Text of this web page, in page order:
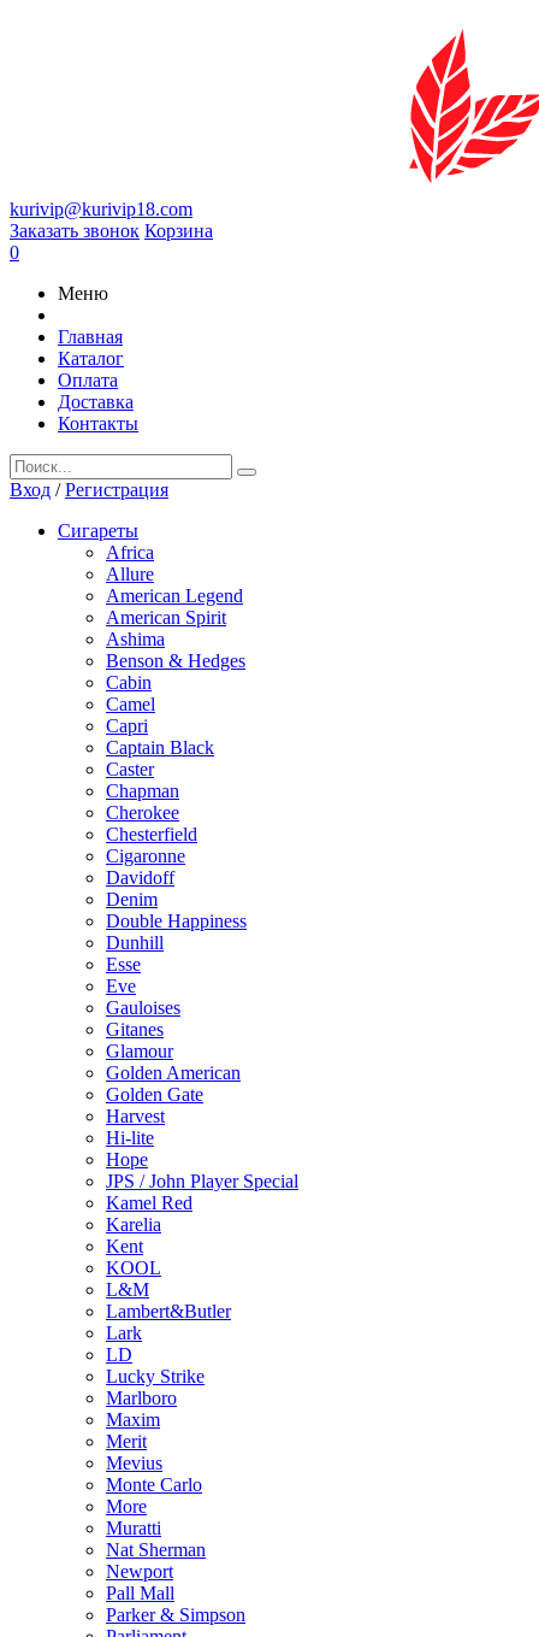
kurivip@kurivip18.com
Заказать звонок Корзина
0
Меню
Главная
Каталог
Оплата
Доставка
Контакты
Вход /Регистрация
Сигареты
Africa
Allure
American Legend
American Spirit
Ashima
Benson & Hedges
Cabin
Camel
Capri
Captain Black
Caster
Chapman
Cherokee
Chesterfield
Cigaronne
Davidoff
Denim
Double Happiness
Dunhill
Esse
Eve
Gauloises
Gitanes
Glamour
Golden American
Golden Gate
Harvest
Hi-lite
Hope
JPS / John Player Special
Kamel Red
Karelia
Kent
KOOL
L&M
Lambert&Butler
Lark
LD
Lucky Strike
Marlboro
Maxim
Merit
Mevius
Monte Carlo
More
Muratti
Nat Sherman
Newport
Pall Mall
Parker & Simpson